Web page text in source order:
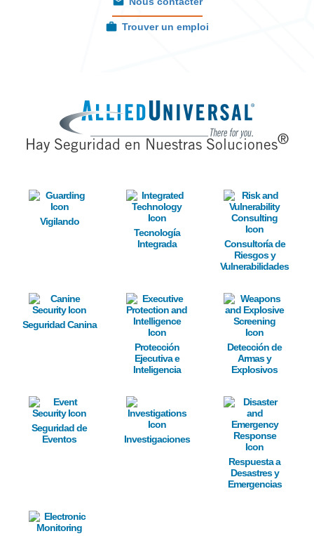
Trouver un emploi
Image
Hay Seguridad en Nuestras Soluciones®
Image
Vigilando
Image
Tecnología
Integrada
Image
Consultoría de
Riesgos y
Vulnerabilidades
Image
Seguridad Canina
Image
Protección
Ejecutiva e
Inteligencia
Image
Detección de
Armas y
Explosivos
Image
Seguridad de
Eventos
Image
Investigaciones
Image
Respuesta a
Desastres y
Emergencias
Image